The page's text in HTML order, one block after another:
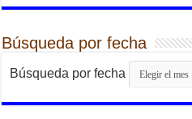
Búsqueda por fecha
Búsqueda por fecha